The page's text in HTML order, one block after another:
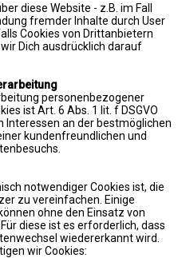
diese Website - z.B. im Fall
fremder Inhalte durch User
Cookies von Drittanbietern
Dich ausdrücklich darauf
personenbezogener
ist Art. 6 Abs. 1 lit. f DSGVO
Interessen an der bestmöglichen
kundenfreundlichen und
notwendiger Cookies ist, die
zu vereinfachen. Einige
ohne den Einsatz von
diese ist es erforderlich, dass
wiedererkannt wird.
wir Cookies: